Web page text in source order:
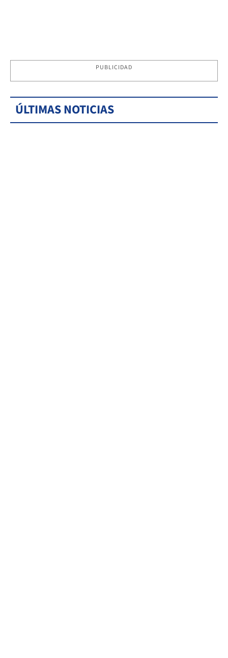
PUBLICIDAD
ÚLTIMAS NOTICIAS